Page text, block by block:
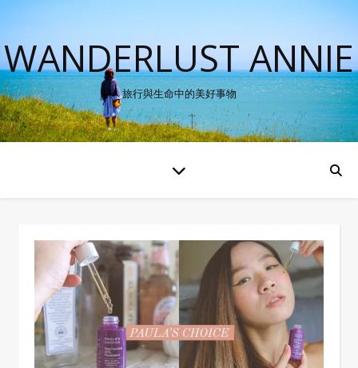
WANDERLUST ANNIE
旅行與生命中的美好事物